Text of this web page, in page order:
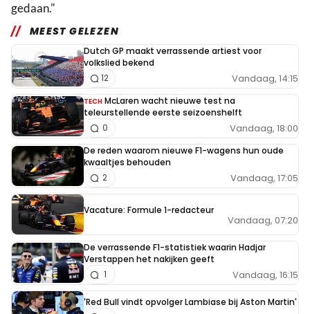
gedaan."
MEEST GELEZEN
Dutch GP maakt verrassende artiest voor
volkslied bekend
Vandaag, 14:15
12
TECH McLaren wacht nieuwe test na
teleurstellende eerste seizoenshelft
Vandaag, 18:00
0
De reden waarom nieuwe F1-wagens hun oude
kwaaltjes behouden
Vandaag, 17:05
2
Vacature: Formule 1-redacteur
Vandaag, 07:20
De verrassende F1-statistiek waarin Hadjar
Verstappen het nakijken geeft
Vandaag, 16:15
1
'Red Bull vindt opvolger Lambiase bij Aston Martin'